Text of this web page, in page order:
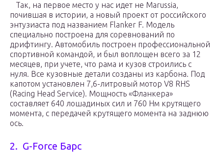
Так, на первое место у нас идет не Marussia,
почившая в истории, а новый проект от российского
энтузиаста под названием Flanker F. Модель
специально построена для соревнований по
дрифтингу. Автомобиль построен профессиональной
спортивной командой, и был воплощен всего за 12
месяцев, при учете, что рама и кузов строились с
нуля. Все кузовные детали созданы из карбона. Под
капотом установлен 7,6-литровый мотор V8 RHS
(Racing Head Service). Мощность «Фланкера»
составляет 640 лошадиных сил и 760 Нм крутящего
момента, с передачей крутящего момента на заднюю
ось.
2. G-Force Барс